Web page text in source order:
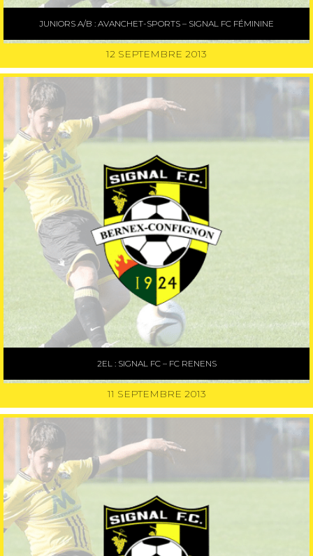
JUNIORS A/B : AVANCHET-SPORTS – SIGNAL FC FÉMININE
12 SEPTEMBRE 2013
2EL : SIGNAL FC – FC RENENS
11 SEPTEMBRE 2013